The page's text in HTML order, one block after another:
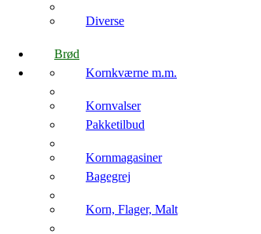
Diverse
Brød
Kornkværne m.m.
Kornvalser
Pakketilbud
Kornmagasiner
Bagegrej
Korn, Flager, Malt